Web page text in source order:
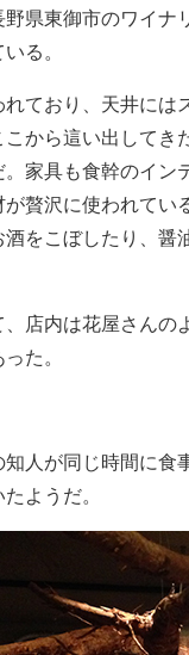
県東御市のワイ
る。
ており、天井に
から這い出して
家具も食幹のイ
贅沢に使われてい
をこぼしたり、
店内は花屋さん
た。
人が同じ時間に
ようだ。